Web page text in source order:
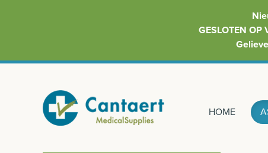
GESLOTEN OP
HOME